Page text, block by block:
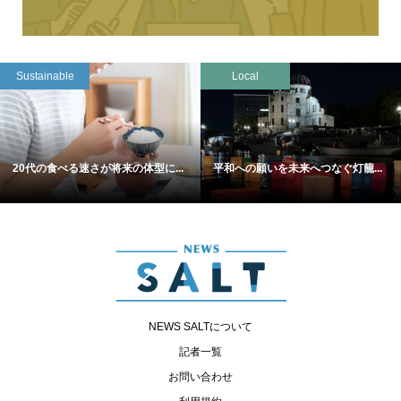
Sustainable
20代の食べる速さが将来の体型に...
Local
平和への願いを未来へつなぐ灯籠...
NEWS SALTについて
記者一覧
お問い合わせ